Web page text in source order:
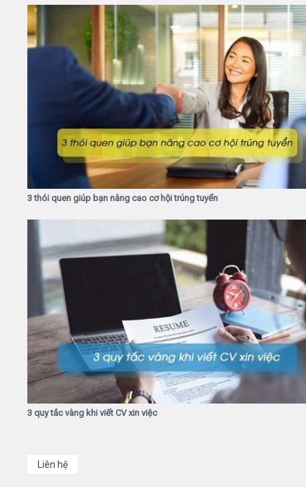
3 thói quen giúp bạn nâng cao cơ hội trúng tuyển
3 quy tắc vàng khi viết CV xin việc
Liên hệ